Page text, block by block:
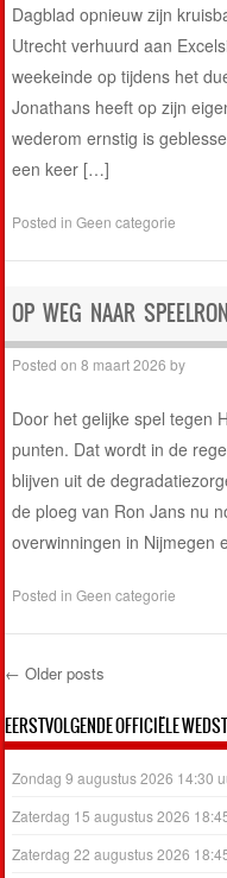
Dagblad opnieuw zijn
Utrecht verhuurd aan
weekeinde op tijdens het
Jonathans heeft op zijn
wederom ernstig is
een keer […]
Posted inGeen categorie
OP WEG NAAR
Posted on8 maart 2026 by
Door het gelijke spel tegen
punten. Dat wordt in de
blijven uit de
de ploeg van Ron Jans nu
overwinningen in Nijmegen
Posted inGeen categorie
Post
← Older posts
EERSTVOLGENDE OFFICIËLE
Zondag 9 augustus 2026 14:30
Zaterdag 15 augustus 2026
Zaterdag 22 augustus 2026